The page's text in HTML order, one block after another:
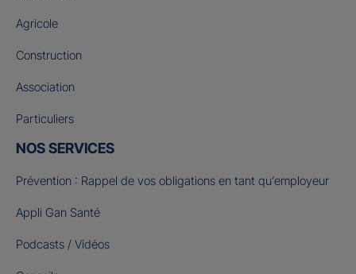
Agricole
Construction
Association
Particuliers
NOS SERVICES
Prévention : Rappel de vos obligations en tant qu’employeur
Appli Gan Santé
Podcasts / Vidéos